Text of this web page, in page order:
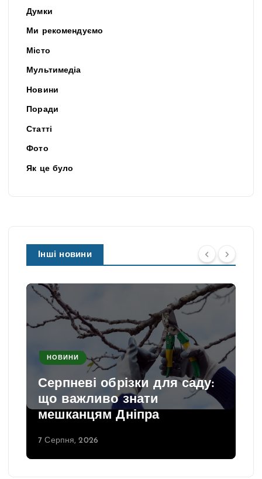
Думки
Ми рекомендуємо
Місто
Мультимедіа
Новини
Поради
Статті
Фото
Як це було
Інші новини
НОВИНИ
Серпневі обрізки для саду:
що важливо знати
мешканцям Дніпра
7 Серпня, 2026